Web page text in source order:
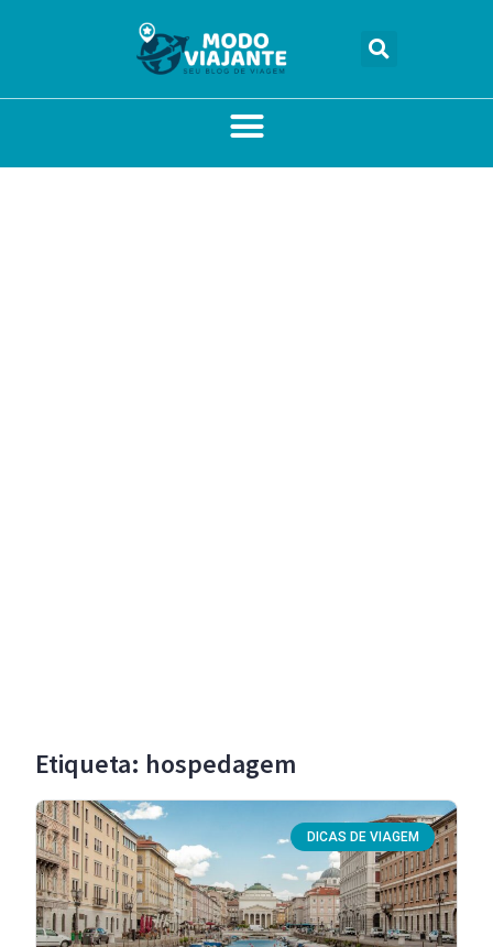
Etiqueta: hospedagem
DICAS DE VIAGEM